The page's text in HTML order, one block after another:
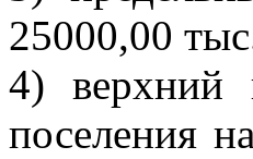
25000,00
4) верхний
поселения